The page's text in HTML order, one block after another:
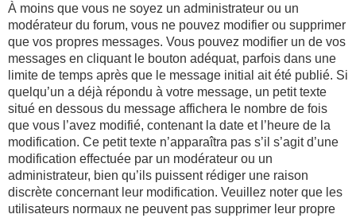
À moins que vous ne soyez un administrateur ou un
modérateur du forum, vous ne pouvez modifier ou supprimer
que vos propres messages. Vous pouvez modifier un de vos
messages en cliquant le bouton adéquat, parfois dans une
limite de temps après que le message initial ait été publié. Si
quelqu’un a déjà répondu à votre message, un petit texte
situé en dessous du message affichera le nombre de fois
que vous l’avez modifié, contenant la date et l’heure de la
modification. Ce petit texte n’apparaîtra pas s’il s’agit d’une
modification effectuée par un modérateur ou un
administrateur, bien qu’ils puissent rédiger une raison
discrète concernant leur modification. Veuillez noter que les
utilisateurs normaux ne peuvent pas supprimer leur propre